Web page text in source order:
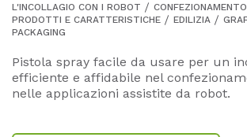
L'INCOLLAGIO CON I ROBOT
CONFEZIONAMENTO
PRODOTTI E CARATTERISTICHE
EDILIZIA
PACKAGING
Pistola spray facile da usare per un
efficiente e affidabile nel
nelle applicazioni assistite da robot.